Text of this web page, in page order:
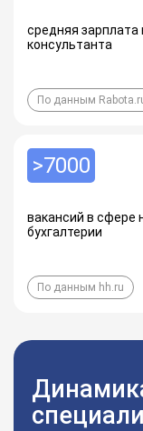
средняя зарплата
консультанта
По данным
>7000
вакансий в сфере
бухгалтерии
По данным hh.ru